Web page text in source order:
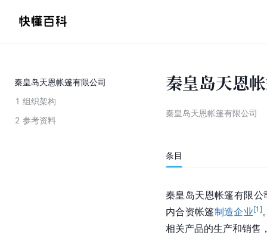
秦皇岛天恩帐篷有限公司
1 组织架构
2 参考资料
秦皇岛天恩
秦皇岛天恩帐篷有限公司
条目
秦皇岛天恩帐篷有限公
内合资帐篷制造企业[1 ]
相关产品的生产和销售